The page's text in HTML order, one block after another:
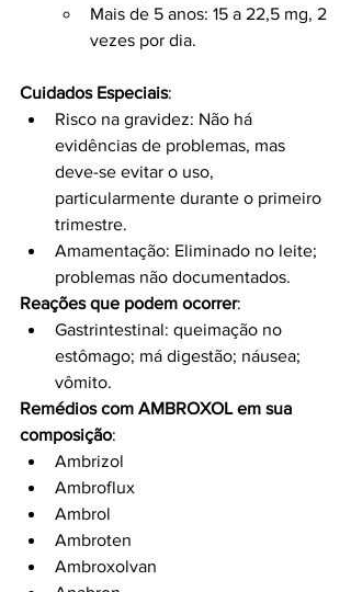
Mais de 5 anos: 15 a 22,5 mg, 2
vezes por dia.
Cuidados Especiais:
Risco na gravidez: Não há
evidências de problemas, mas
deve-se evitar o uso,
particularmente durante o primeiro
trimestre.
Amamentação: Eliminado no leite;
problemas não documentados.
Reações que podem ocorrer:
Gastrintestinal: queimação no
estômago; má digestão; náusea;
vômito.
Remédios com AMBROXOL em sua
composição:
Ambrizol
Ambroflux
Ambrol
Ambroten
Ambroxolvan